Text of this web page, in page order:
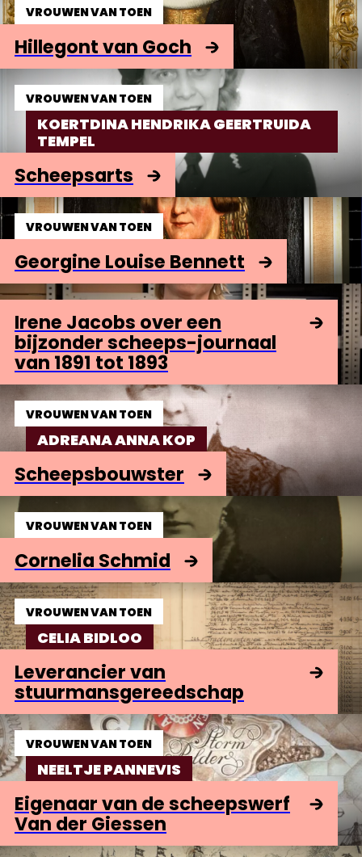
VROUWEN VAN TOEN
Hillegont van Goch
VROUWEN VAN TOEN
KOERTDINA HENDRIKA GEERTRUIDA
TEMPEL
Scheepsarts
VROUWEN VAN TOEN
Georgine Louise Bennett
Irene Jacobs over een
bijzonder scheeps-journaal
van 1891 tot 1893
VROUWEN VAN TOEN
ADREANA ANNA KOP
Scheepsbouwster
VROUWEN VAN TOEN
Cornelia Schmid
VROUWEN VAN TOEN
CELIA BIDLOO
Leverancier van
stuurmansgereedschap
VROUWEN VAN TOEN
NEELTJE PANNEVIS
Eigenaar van de scheepswerf
Van der Giessen